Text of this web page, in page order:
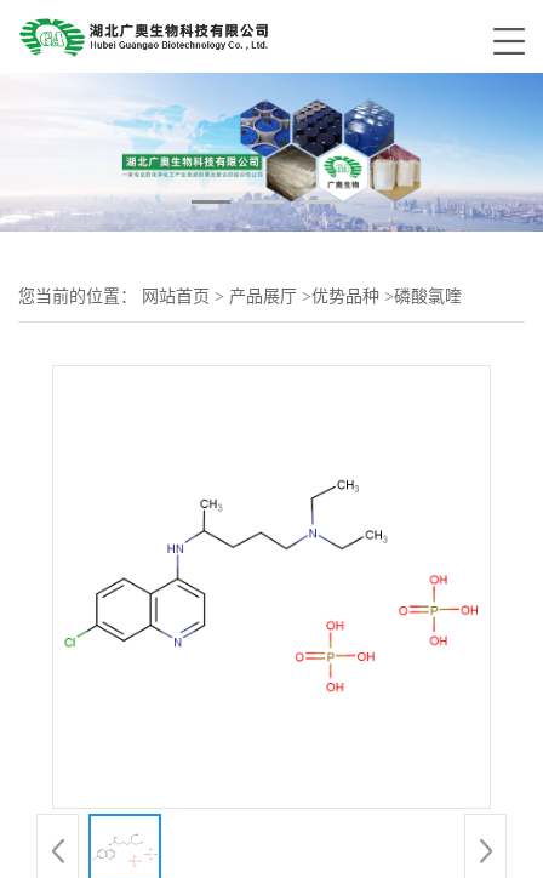
您当前的位置： 网站首页 > 产品展厅 >优势品种 >磷酸氯喹